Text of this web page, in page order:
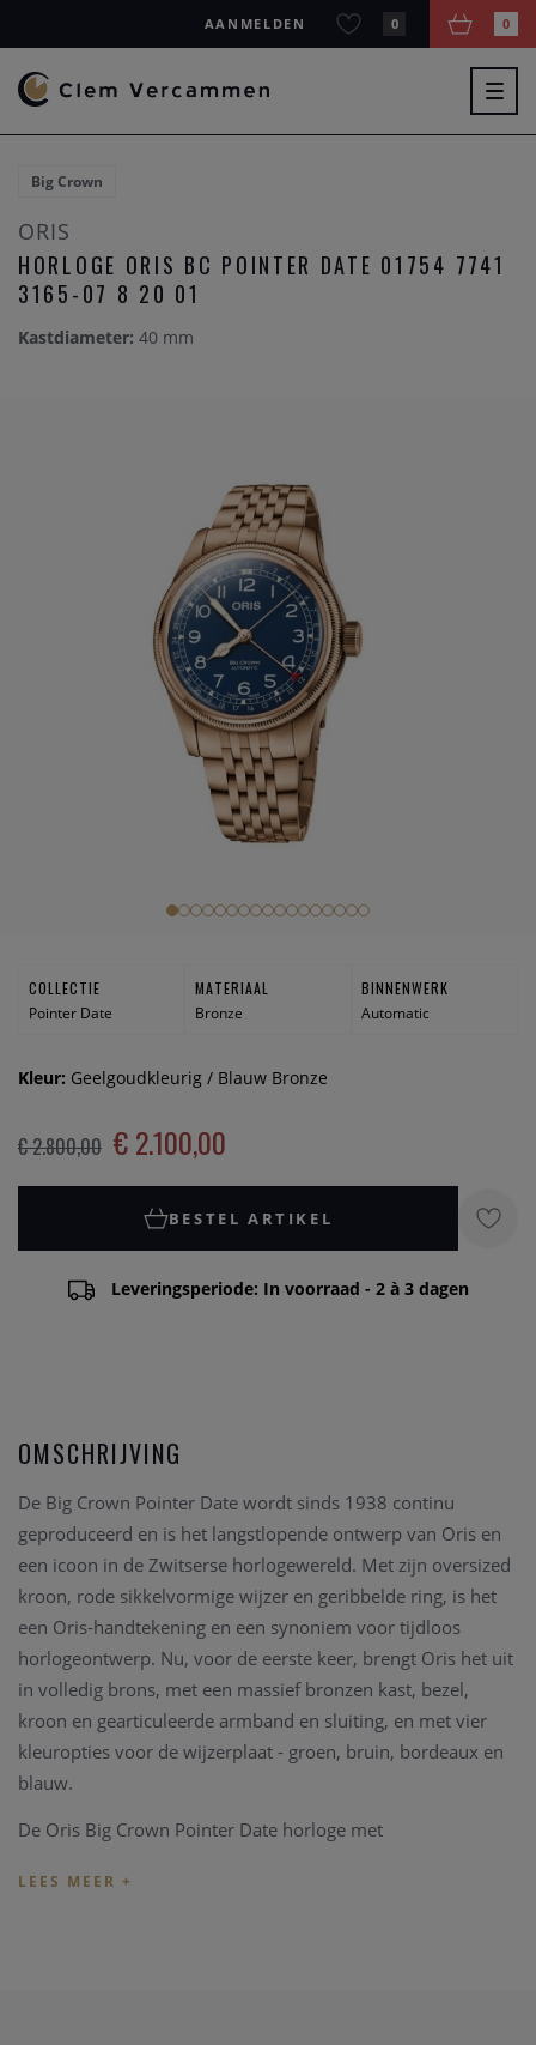
AANMELDEN 0 0
Big Crown
ORIS
HORLOGE ORIS BC POINTER DATE 01754 7741
3165-07 8 20 01
Kastdiameter: 40 mm
COLLECTIE
Pointer Date
MATERIAAL
Bronze
BINNENWERK
Automatic
Kleur: Geelgoudkleurig / Blauw Bronze
€ 2.800,00 € 2.100,00
BESTEL ARTIKEL
Leveringsperiode: In voorraad - 2 à 3 dagen
OMSCHRIJVING
De Big Crown Pointer Date wordt sinds 1938 continu
geproduceerd en is het langstlopende ontwerp van Oris en
een icoon in de Zwitserse horlogewereld. Met zijn oversized
kroon, rode sikkelvormige wijzer en geribbelde ring, is het
een Oris-handtekening en een synoniem voor tijdloos
horlogeontwerp. Nu, voor de eerste keer, brengt Oris het uit
in volledig brons, met een massief bronzen kast, bezel,
kroon en gearticuleerde armband en sluiting, en met vier
kleuropties voor de wijzerplaat - groen, bruin, bordeaux en
blauw.
De Oris Big Crown Pointer Date horloge met
wijzerplaat en dit onder een saffier glas. Het Oris duikers